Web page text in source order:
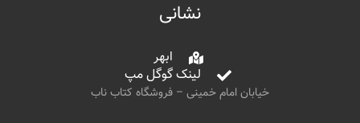
نشانی
ابهر
لینک گوگل مپ
خیابان امام خمینی – فروشگاه کتاب ناب